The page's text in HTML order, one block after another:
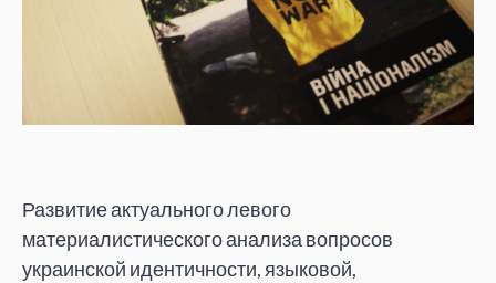
Развитие актуального левого
материалистического анализа вопросов
украинской идентичности, языковой,